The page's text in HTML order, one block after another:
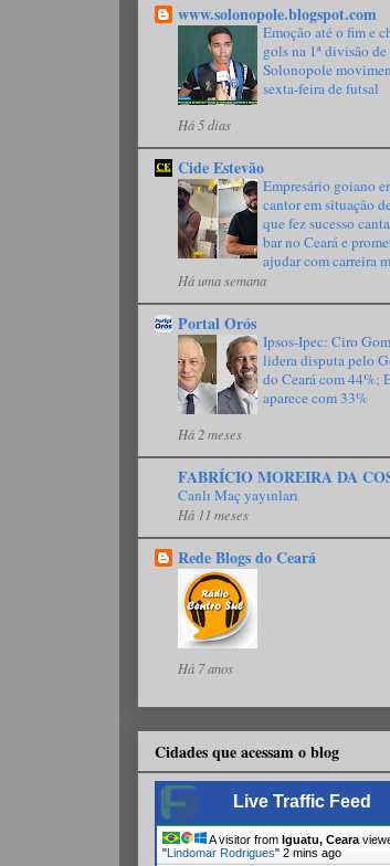
www.solonopole.blogspot.com
Emoção até o fim e
gols na 1ª divisão de
Solonopole
sexta-feira de futsal
Há 5 dias
Cide Estevão
Empresário goiano
cantor em situação
que fez sucesso
bar no Ceará e
ajudar com carreira
Há uma semana
Portal Orós
Ipsos-Ipec: Ciro
lidera disputa pelo
do Ceará com 44%;
aparece com 33%
Há 2 meses
FABRÍCIO MOREIRA DA
Canlı Maç yayınları
Há 11 meses
Rede Blogs do Ceará
Há 7 anos
Cidades que acessam o blog
Live Traffic Feed
A visitor from Sao Pauloviewed "
Rodrigues "1 secs ago